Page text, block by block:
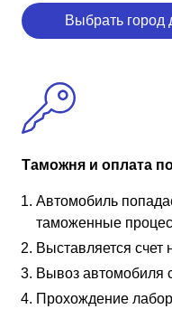
Выбрать город
Таможня и оплата
Автомобиль
таможенные
Выставляется
Вывоз автомобиля
Прохождение